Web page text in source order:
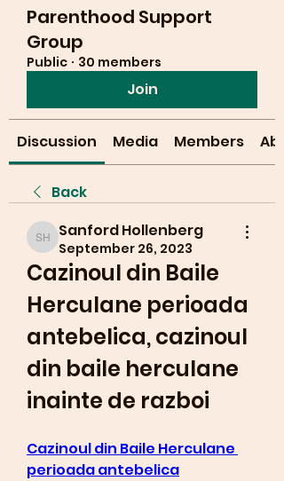
Parenthood Support
Group
Public · 30 members
Join
Discussion Media Members
Back
Sanford Hollenberg
Sanford Hollenberg
September 26, 2023
Cazinoul din Baile
Herculane perioada
antebelica, cazinoul
din baile herculane
inainte de razboi
Cazinoul din Baile Herculane
perioada antebelica